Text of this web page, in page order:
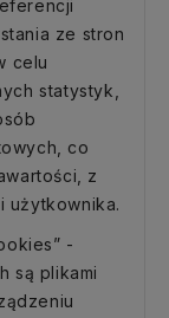
ze stron
celu
statystyk,
co
z
użytkownika.
-
są plikami